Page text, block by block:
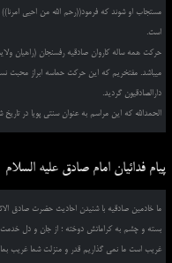
مستجاب او شوند که فرمود((رحم الله من احیی
است.
حرکت همه ساله کاروان صادقیه رفسنجان (راهیان
میباشد. مفتخریم که این حرکت حماسه ابراز محبت
دارالصادقیون گردید.
الحمدالله که این مراسم به عنوان سنتی پویا در تاریخ
پیام فدائیان امام صادق علیه السلام
ما خادمین صادقیه با شنیدن احادیث حضرت صادق
بسته و چشم به کراماتش دوخته ؛ از جان و دل
غریب است ما نمی گذاریم قدر و منزلت شما غریب